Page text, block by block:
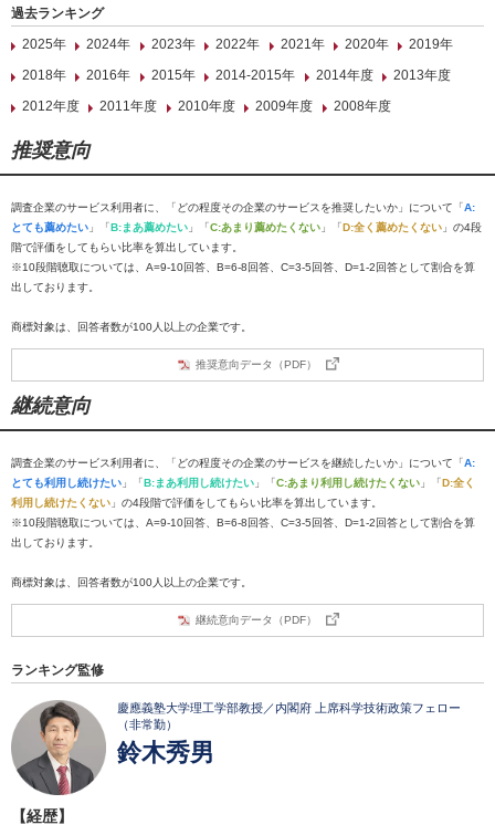
過去ランキング
2025年
2024年 2023年 2022年 2021年 2020年
2019年
2018年
2016年 2015年 2014-2015年 2014年度
2013年度
2012年度
2011年度 2010年度 2009年度 2008年度
推奨意向
調査企業のサービス利用者に、「どの程度その企業のサービスを推奨したいか」について「A:
とても薦めたい 」「B:まあ薦めたい 」「C:あまり薦めたくない 」「D:全く薦めたくない 」の4段
階で評価をしてもらい比率を算出しています。
※10段階聴取については、A=9-10回答、B=6-8回答、C=3-5回答、D=1-2回答として割合を算
出しております。
商標対象は、回答者数が100人以上の企業です。
推奨意向データ（PDF）
継続意向
調査企業のサービス利用者に、「どの程度その企業のサービスを継続したいか」について「A:
とても利用し続けたい 」「B:まあ利用し続けたい 」「C:あまり利用し続けたくない 」「D:全く
利用し続けたくない 」の4段階で評価をしてもらい比率を算出しています。
※10段階聴取については、A=9-10回答、B=6-8回答、C=3-5回答、D=1-2回答として割合を算
出しております。
商標対象は、回答者数が100人以上の企業です。
継続意向データ（PDF）
ランキング監修
慶應義塾大学理工学部教授／内閣府 上席科学技術政策フェロー
（非常勤）
鈴木秀男
【経歴】